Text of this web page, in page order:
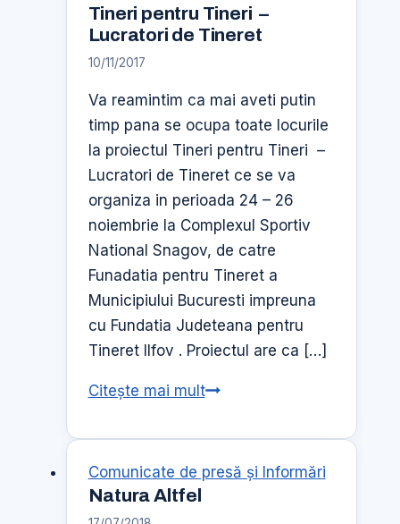
Tineri pentru Tineri –
Lucratori de Tineret
10/11/2017
Va reamintim ca mai aveti putin
timp pana se ocupa toate locurile
la proiectul Tineri pentru Tineri –
Lucratori de Tineret ce se va
organiza in perioada 24 – 26
noiembrie la Complexul Sportiv
National Snagov, de catre
Funadatia pentru Tineret a
Municipiului Bucuresti impreuna
cu Fundatia Judeteana pentru
Tineret Ilfov . Proiectul are ca […]
Citește mai multTineri
Tineri
–
Comunicate de presă şi Informări
Natura Altfel